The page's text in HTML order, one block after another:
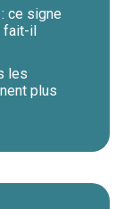
ce signe
fait-il
les
plus